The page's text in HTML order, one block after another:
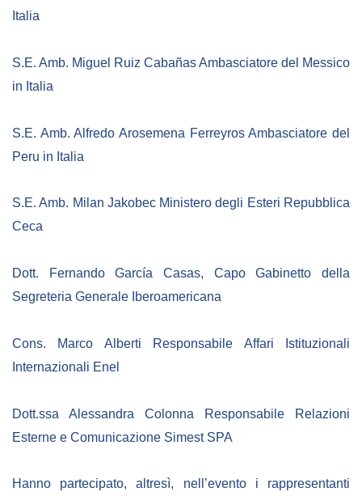
Italia
S.E. Amb. Miguel Ruiz Cabañas Ambasciatore del Messico
in Italia
S.E. Amb. Alfredo Arosemena Ferreyros Ambasciatore del
Peru in Italia
S.E. Amb. Milan Jakobec Ministero degli Esteri Repubblica
Ceca
Dott. Fernando García Casas, Capo Gabinetto della
Segreteria Generale Iberoamericana
Cons. Marco Alberti Responsabile Affari Istituzionali
Internazionali Enel
Dott.ssa Alessandra Colonna Responsabile Relazioni
Esterne e Comunicazione Simest SPA
Hanno partecipato, altresì, nell’evento i rappresentanti